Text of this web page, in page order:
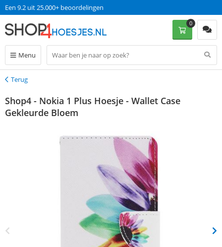
Een 9.2 uit 25.000+ beoordelingen
Menu
0
Terug
Terug
Shop4 - Nokia 1 Plus Hoesje - Wallet Case
Gekleurde Bloem